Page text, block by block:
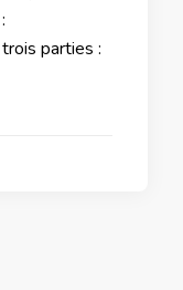
parties :